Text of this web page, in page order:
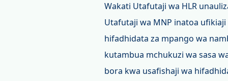
Wakati Utafutaji wa HLR
Utafutaji wa MNP inatoa
hifadhidata za mpango wa
kutambua mchukuzi wa sasa
bora kwa usafishaji wa